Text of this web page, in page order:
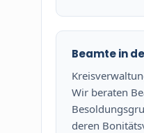
Beamte in
Wir beraten
deren